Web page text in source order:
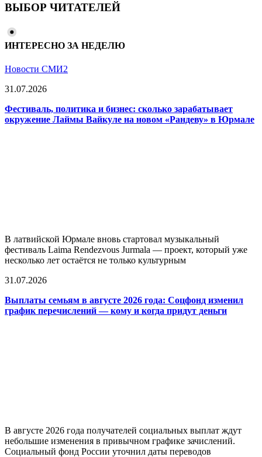
ВЫБОР ЧИТАТЕЛЕЙ
ИНТЕРЕСНО ЗА НЕДЕЛЮ
Новости СМИ2
31.07.2026
Фестиваль, политика и бизнес: сколько зарабатывает
окружение Лаймы Вайкуле на новом «Рандеву» в Юрмале
В латвийской Юрмале вновь стартовал музыкальный
фестиваль Laima Rendezvous Jurmala — проект, который уже
несколько лет остаётся не только культурным
31.07.2026
Выплаты семьям в августе 2026 года: Соцфонд изменил
график перечислений — кому и когда придут деньги
В августе 2026 года получателей социальных выплат ждут
небольшие изменения в привычном графике зачислений.
Социальный фонд России уточнил даты переводов